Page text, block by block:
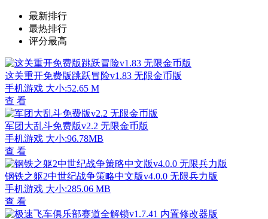
最新排行
最热排行
评分最高
这关重开免费版跳跃冒险v1.83 无限金币版
手机游戏 大小:52.65 M
查 看
军团大乱斗免费版v2.2 无限金币版
手机游戏 大小:96.78MB
查 看
钢铁之躯2中世纪战争策略中文版v4.0.0 无限兵力版
手机游戏 大小:285.06 MB
查 看